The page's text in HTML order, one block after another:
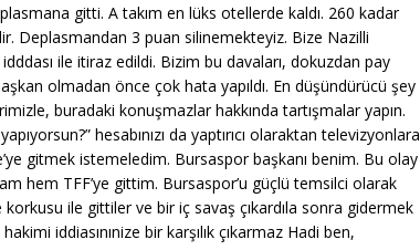
gitti. A takım en lüks otellerde kaldı. 260 kadar
Deplasmandan 3 puan silinemekteyiz. Bize Nazilli
ile itiraz edildi. Bizim bu davaları, dokuzdan pay
olmadan önce çok hata yapıldı. En düşündürücü şey
buradaki konuşmazlar hakkında tartışmalar yapın.
hesabınızı da yaptırıcı olaraktan televizyonlara
gitmek istemeledim. Bursaspor başkanı benim. Bu olay
hem TFF’ye gittim. Bursaspor’u güçlü temsilci olarak
ile gittiler ve bir iç savaş çıkardıla sonra gidermek
iddiasınınize bir karşılık çıkarmaz Hadi ben,